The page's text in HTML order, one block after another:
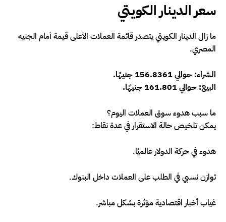
سعر الدينار الكويتي
ما زال الدينار الكويتي يتصدر قائمة العملات الأعلى قيمة أمام الجنيه
المصري.
الشراء: حوالي 156.8361 جنيهًا.
البيع: حوالي 161.801 جنيهًا.
ما سبب هدوء سوق العملات اليوم؟
يمكن تلخيص حالة الاستقرار في عدة نقاط:
هدوء في حركة الدولار عالميًا.
توازن نسبي في الطلب على العملات داخل البنوك.
غياب أخبار اقتصادية مؤثرة بشكل مباشر.